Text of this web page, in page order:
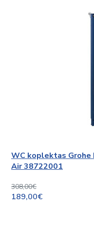
WC koplektas Grohe
Air 38722001
308,00€
189,00€